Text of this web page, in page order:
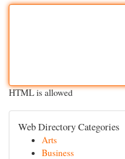
HTML is allowed
Web Directory Categories
Arts
Business